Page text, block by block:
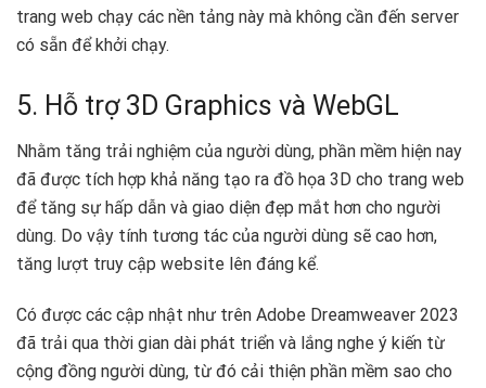
trang web chạy các nền tảng này mà không cần đến server
có sẵn để khởi chạy.
5. Hỗ trợ 3D Graphics và WebGL
Nhằm tăng trải nghiệm của người dùng, phần mềm hiện nay
đã được tích hợp khả năng tạo ra đồ họa 3D cho trang web
để tăng sự hấp dẫn và giao diện đẹp mắt hơn cho người
dùng. Do vậy tính tương tác của người dùng sẽ cao hơn,
tăng lượt truy cập website lên đáng kể.
Có được các cập nhật như trên Adobe Dreamweaver 2023
đã trải qua thời gian dài phát triển và lắng nghe ý kiến từ
cộng đồng người dùng, từ đó cải thiện phần mềm sao cho